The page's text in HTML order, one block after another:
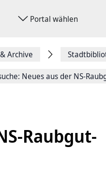
Portal wählen
Archive
Neues aus der NS-
Raubgut-